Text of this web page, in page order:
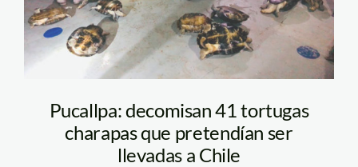
Pucallpa: decomisan 41 tortugas
charapas que pretendían ser
llevadas a Chile